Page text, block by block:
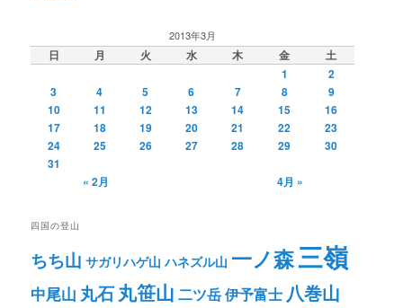
2013年3月
日 月 火 水 木 金
土
1
2
3
4 5 6 7 8
9
10
11 12 13 14 15
16
17
18 19 20 21 22
23
24
25 26 27 28 29
30
31
« 2月
4月 »
四国の登山
ちち山 サガリハゲ山 ハネズル山 一ノ森三嶺
中尾山 丸石丸笹山 二ツ岳伊予富士 八巻山